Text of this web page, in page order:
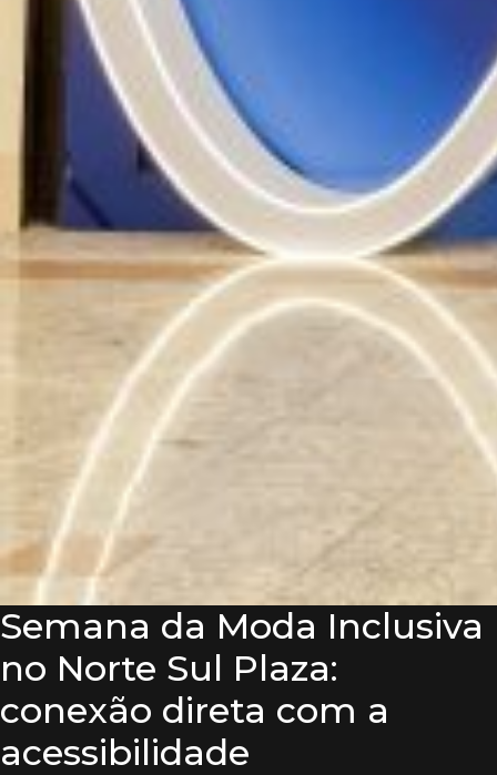
Semana da Moda Inclusiva
no Norte Sul Plaza:
conexão direta com a
acessibilidade